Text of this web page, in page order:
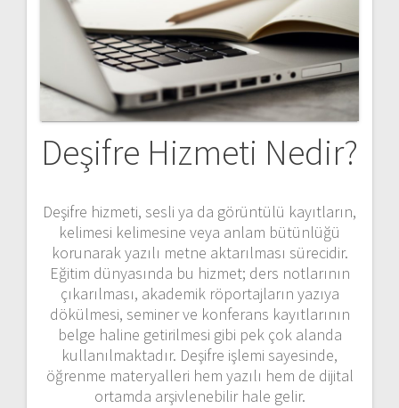
Deşifre Hizmeti Nedir?
Deşifre hizmeti, sesli ya da görüntülü kayıtların,
kelimesi kelimesine veya anlam bütünlüğü
korunarak yazılı metne aktarılması sürecidir.
Eğitim dünyasında bu hizmet; ders notlarının
çıkarılması, akademik röportajların yazıya
dökülmesi, seminer ve konferans kayıtlarının
belge haline getirilmesi gibi pek çok alanda
kullanılmaktadır. Deşifre işlemi sayesinde,
öğrenme materyalleri hem yazılı hem de dijital
ortamda arşivlenebilir hale gelir.